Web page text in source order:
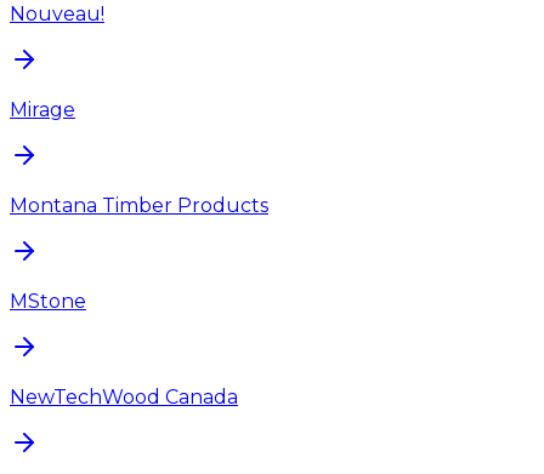
Nouveau!
Mirage
Montana Timber Products
MStone
NewTechWood Canada